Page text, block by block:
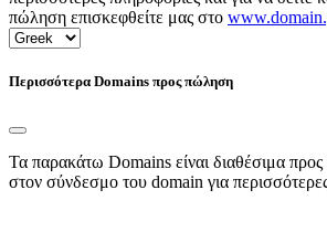
πώληση επισκεφθείτε μας στο
Περισσότερα Domains προς πώληση
Τα παρακάτω Domains είναι διαθέσιμα
στον σύνδεσμο του domain για